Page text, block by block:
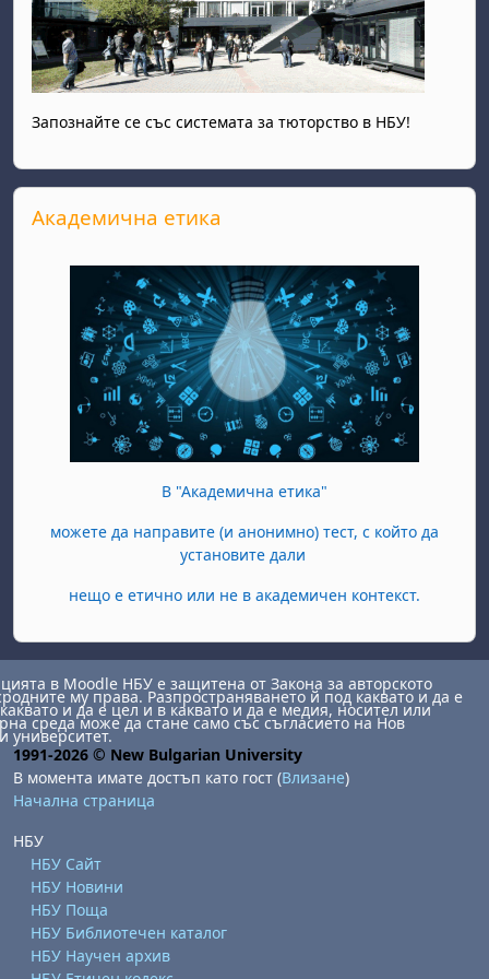
Запознайте се със системата за тюторство в НБУ!
Прескочи Академична етика
Академична етика
В "Академична етика"
можете да направите (и анонимно) тест, с който да
установите дали
нещо е етично или не в академичен контекст.
в Moodle НБУ е защитена от Закона за авторското
му права. Разпространяването й под каквато и да е
и да е цел и в каквато и да е медия, носител или
среда може да стане само със съгласието на Нов
университет.
1991-2026 © New Bulgarian University
В момента имате достъп като гост (Влизане)
Начална страница
НБУ
НБУ Сайт
НБУ Новини
НБУ Поща
НБУ Библиотечен каталог
НБУ Научен архив